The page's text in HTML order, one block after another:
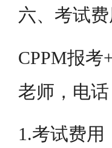
六、考试
CPPM报考
老师，电话
1.考试费用